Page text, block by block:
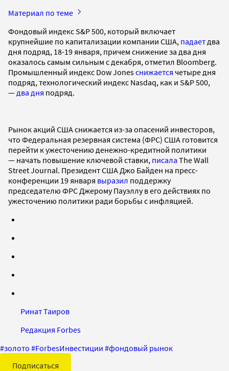
Материал по теме
Фондовый индекс S&P 500, который включает
крупнейшие по капитализации компании США, падает два
дня подряд, 18-19 января, причем снижение за два дня
оказалось самым сильным с декабря, отметил Bloomberg.
Промышленный индекс Dow Jonesснижается четыре дня
подряд, технологический индекс Nasdaq, как и S&P 500,
— два дня подряд.
Рынок акций США снижается из-за опасений инвесторов,
что Федеральная резервная система (ФРС) США готовится
перейти к ужесточению денежно-кредитной политики
— начать повышение ключевой ставки, писала The Wall
Street Journal. Президент США Джо Байден на пресс-
конференции 19 января выразил поддержку
председателю ФРС Джерому Пауэллу в его действиях по
ужесточению политики ради борьбы с инфляцией.
Ринат Таиров
Редакция Forbes
#золото #ForbesИнвестиции #фондовый рынок
Подписаться